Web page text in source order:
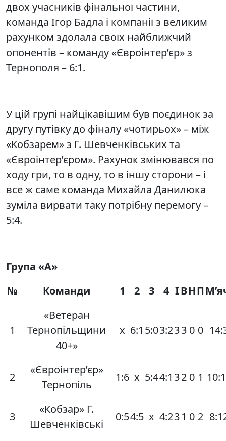
двох учасників фінальної частини,
команда Ігор Бадла і компанії з великим
рахунком здолала своїх найближчий
опонентів – команду «Євроінтер’єр» з
Тернополя – 6:1.
У цій групі найцікавішим був поєдинок за
другу путівку до фіналу «чотирьох» – між
«Кобзарем» з Г. Шевченківських та
«Євроінтер’єром». Рахунок змінювався по
ходу гри, то в одну, то в іншу сторони – і
все ж саме команда Михайла Данилюка
зуміла вирвати таку потрібну перемогу –
5:4.
Група «А»
№
Команди 1 2 3 4 ІВНП
1
«Ветеран
Тернопільщини
40+»
х 6:1 5:03:233 0 0
2
«Євроінтер’єр»
Тернопіль
1:6 х 5:44:1 32 0 1
3
«Кобзар» Г.
Шевченківські
0:54:5 х 4:231 0 2